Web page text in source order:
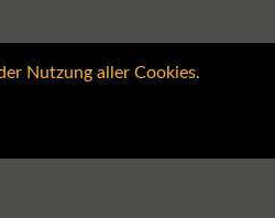
Nutzung aller Cookies.